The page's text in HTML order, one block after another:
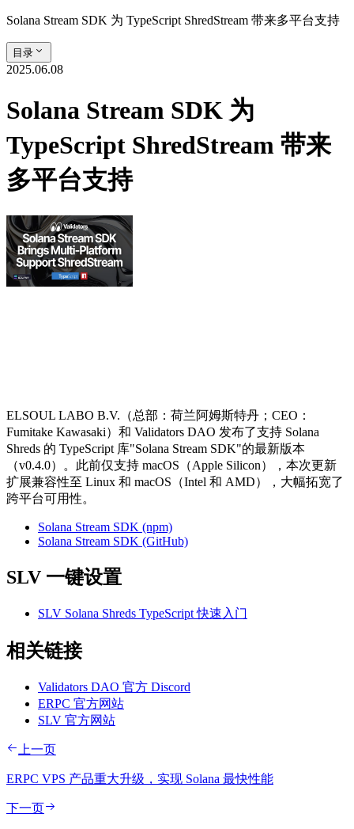
Solana Stream SDK 为 TypeScript ShredStream 带来多平台支持
目录
2025.06.08
Solana Stream SDK 为
TypeScript ShredStream 带来
多平台支持
ELSOUL LABO B.V.（总部：荷兰阿姆斯特丹；CEO：
Fumitake Kawasaki）和 Validators DAO 发布了支持 Solana
Shreds 的 TypeScript 库"Solana Stream SDK"的最新版本
（v0.4.0）。此前仅支持 macOS（Apple Silicon），本次更新
扩展兼容性至 Linux 和 macOS（Intel 和 AMD），大幅拓宽了
跨平台可用性。
Solana Stream SDK (npm)
Solana Stream SDK (GitHub)
SLV 一键设置
SLV Solana Shreds TypeScript 快速入门
相关链接
Validators DAO 官方 Discord
ERPC 官方网站
SLV 官方网站
上一页
ERPC VPS 产品重大升级，实现 Solana 最快性能
下一页